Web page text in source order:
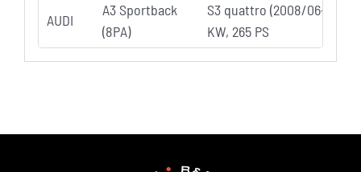
AUDI
A3 Sportback
(8PA)
S3 quattro (2008/06-2013/
KW, 265 PS
2.0 TFSI quattro (2008/06-